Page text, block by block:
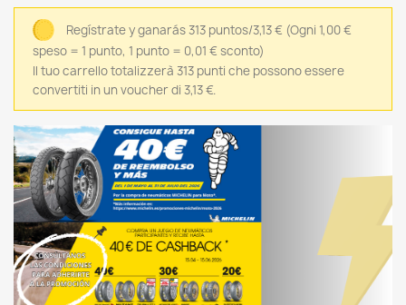
Regístrate y ganarás 313 puntos/3,13 € (Ogni 1,00 €
speso = 1 punto, 1 punto = 0,01 € sconto)
Il tuo carrello totalizzerà 313 punti che possono essere
convertiti in un voucher di 3,13 €.